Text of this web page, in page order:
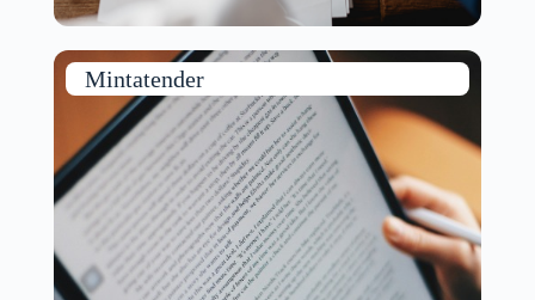
Mintatender